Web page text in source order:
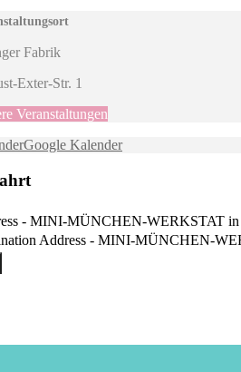
Fabrik
Exter-Str. 1
Veranstaltungen
Google Kalender
- MINI-MÜNCHEN-WERKSTAT in
Address - MINI-MÜNCHEN-